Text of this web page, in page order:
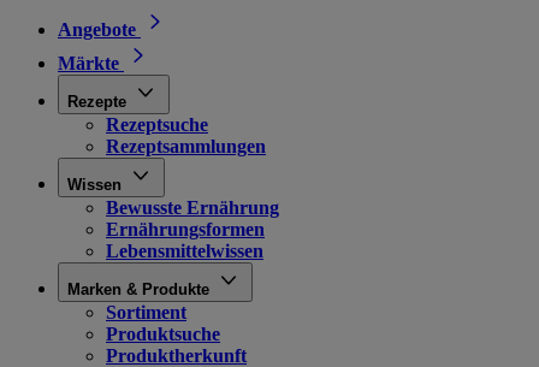
Angebote
Märkte
Rezepte
Rezeptsuche
Rezeptsammlungen
Wissen
Bewusste Ernährung
Ernährungsformen
Lebensmittelwissen
Marken & Produkte
Sortiment
Produktsuche
Produktherkunft